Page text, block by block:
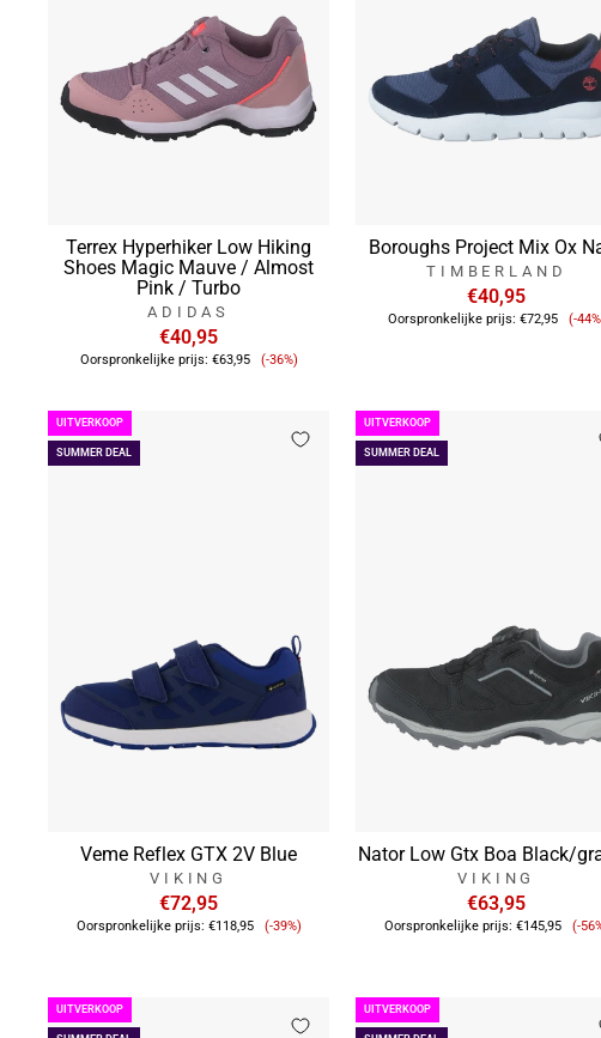
Terrex Hyperhiker Low Hiking
Shoes Magic Mauve / Almost
Pink / Turbo
ADIDAS
€40,95
Oorspronkelijke prijs: €63,95 Verkoopprijs
(-36%)
Boroughs Project Mix Ox
TIMBERLAND
€40,95
Oorspronkelijke prijs: €72,95 (-
SUMMER DEAL
UITVERKOOP
Veme Reflex GTX 2V Blue
VIKING
€72,95
Oorspronkelijke prijs: €118,95 Verkoopprijs
(-39%)
SUMMER DEAL
UITVERKOOP
Nator Low Gtx Boa Black/
VIKING
€63,95
Oorspronkelijke prijs: €145,95 (-
UITVERKOOP UITVERKOOP